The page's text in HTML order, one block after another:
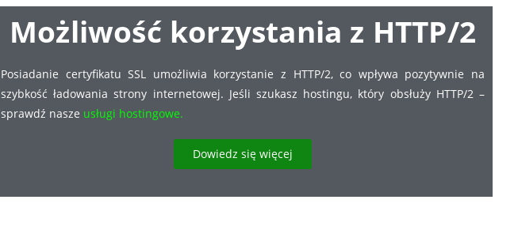
Możliwość korzystania z HTTP/2
Posiadanie certyfikatu SSL umożliwia korzystanie z HTTP/2, co wpływa pozytywnie na
szybkość ładowania strony internetowej. Jeśli szukasz hostingu, który obsłuży HTTP/2 –
sprawdź nasze usługi hostingowe.
Dowiedz się więcej